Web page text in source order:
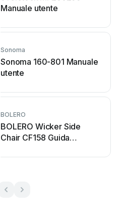
Manuale utente
Sonoma
Sonoma 160-801 Manuale
utente
BOLERO
BOLERO Wicker Side
Chair CF158 Guida